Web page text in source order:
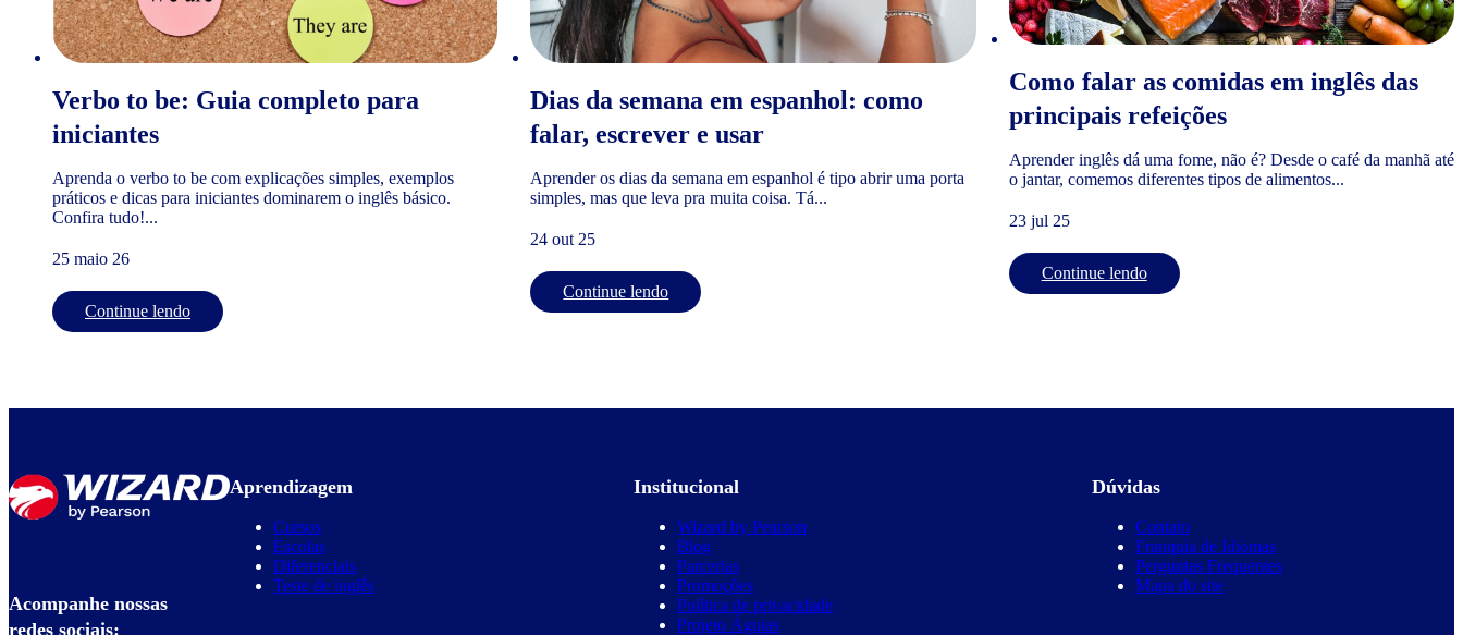
Verbo to be: Guia completo para
iniciantes
Aprenda o verbo to be com explicações simples, exemplos
práticos e dicas para iniciantes dominarem o inglês básico.
Confira tudo!...
25 maio 26
Continue lendo
Dias da semana em espanhol: como
falar, escrever e usar
Aprender os dias da semana em espanhol é tipo abrir uma porta
simples, mas que leva pra muita coisa. Tá...
24 out 25
Continue lendo
Como falar as comidas em inglês das
principais refeições
Aprender inglês dá uma fome, não é? Desde o café da manhã até
o jantar, comemos diferentes tipos de alimentos...
23 jul 25
Continue lendo
Acompanhe nossas
redes sociais:
Aprendizagem
Cursos
Escolas
Diferenciais
Teste de inglês
Institucional
Wizard by Pearson
Blog
Parcerias
Promoções
Política de privacidade
Projeto Águias
Dúvidas
Contato
Franquia de Idiomas
Perguntas Frequentes
Mapa do site